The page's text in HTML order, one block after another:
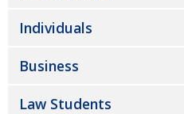
Individuals
Business
Law Students